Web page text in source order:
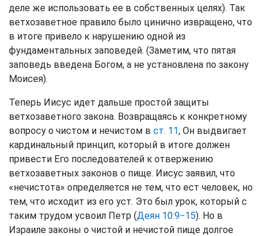
деле же использовать ее в собственных целях). Так
ветхозаветное правило было цинично извращено, что
в итоге привело к нарушению одной из
фундаментальных заповедей. (Заметим, что пятая
заповедь введена Богом, а не установлена по закону
Моисея).
Теперь Иисус идет дальше простой защиты
ветхозаветного закона. Возвращаясь к конкретному
вопросу о чистом и нечистом в ст. 11, Он выдвигает
кардинальный принцип, который в итоге должен
привести Его последователей к отвержению
ветхозаветных законов о пище. Иисус заявил, что
«нечистота» определяется не тем, что ест человек, но
тем, что исходит из его уст. Это был урок, который с
таким трудом усвоил Петр (Деян 10:9−15). Но в
Израиле законы о чистой и нечистой пище долгое